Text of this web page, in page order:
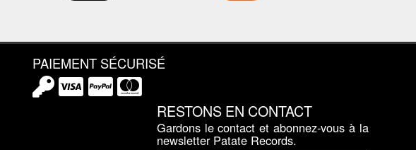
PAIEMENT SÉCURISÉ
RESTONS EN CONTACT
Gardons le contact et abonnez-vous à la
newsletter Patate Records.